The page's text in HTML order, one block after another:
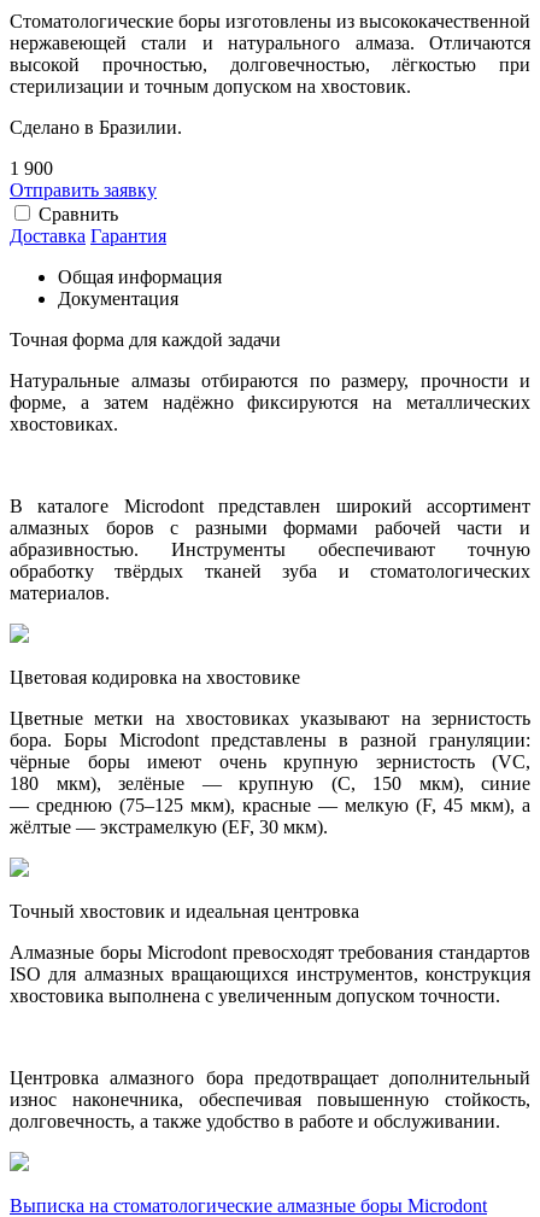
Стоматологические боры изготовлены из высококачественной
нержавеющей стали и натурального алмаза. Отличаются
высокой прочностью, долговечностью, лёгкостью при
стерилизации и точным допуском на хвостовик.
Сделано в Бразилии.
1 900
Отправить заявку
Сравнить
Доставка Гарантия
Общая информация
Документация
Точная форма для каждой задачи
Натуральные алмазы отбираются по размеру, прочности и
форме, а затем надёжно фиксируются на металлических
хвостовиках.
В каталоге Microdont представлен широкий ассортимент
алмазных боров с разными формами рабочей части и
абразивностью. Инструменты обеспечивают точную
обработку твёрдых тканей зуба и стоматологических
материалов.
Цветовая кодировка на хвостовике
Цветные метки на хвостовиках указывают на зернистость
бора. Боры Microdont представлены в разной грануляции:
чёрные боры имеют очень крупную зернистость (VC,
180 мкм), зелёные — крупную (C, 150 мкм), синие
— среднюю (75–125 мкм), красные — мелкую (F, 45 мкм), а
жёлтые — экстрамелкую (EF, 30 мкм).
Точный хвостовик и идеальная центровка
Алмазные боры Microdont превосходят требования стандартов
ISO для алмазных вращающихся инструментов, конструкция
хвостовика выполнена с увеличенным допуском точности.
Центровка алмазного бора предотвращает дополнительный
износ наконечника, обеспечивая повышенную стойкость,
долговечность, а также удобство в работе и обслуживании.
Выписка на стоматологические алмазные боры Microdont